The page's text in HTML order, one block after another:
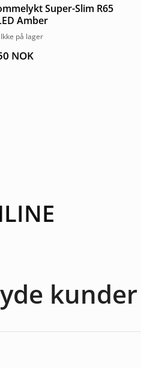
Super-Slim R65
Amber
Ikke på lager
NOK
kunder